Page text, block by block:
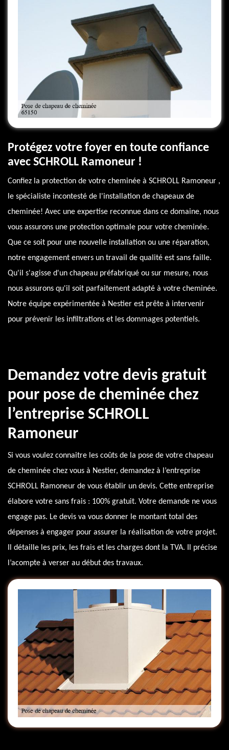
Protégez votre foyer en toute confiance
avec SCHROLL Ramoneur !
Confiez la protection de votre cheminée à SCHROLL Ramoneur ,
le spécialiste incontesté de l'installation de chapeaux de
cheminée! Avec une expertise reconnue dans ce domaine, nous
vous assurons une protection optimale pour votre cheminée.
Que ce soit pour une nouvelle installation ou une réparation,
notre engagement envers un travail de qualité est sans faille.
Qu'il s'agisse d'un chapeau préfabriqué ou sur mesure, nous
nous assurons qu'il soit parfaitement adapté à votre cheminée.
Notre équipe expérimentée à Nestier est prête à intervenir
pour prévenir les infiltrations et les dommages potentiels.
Demandez votre devis gratuit
pour pose de cheminée chez
l’entreprise SCHROLL
Ramoneur
Si vous voulez connaitre les coûts de la pose de votre chapeau
de cheminée chez vous à Nestier, demandez à l’entreprise
SCHROLL Ramoneur de vous établir un devis. Cette entreprise
élabore votre sans frais : 100% gratuit. Votre demande ne vous
engage pas. Le devis va vous donner le montant total des
dépenses à engager pour assurer la réalisation de votre projet.
Il détaille les prix, les frais et les charges dont la TVA. Il précise
l’acompte à verser au début des travaux.